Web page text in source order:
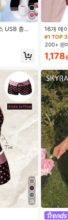
USB 충전
시간 배터
LCD 디스플
26
16개 메
메이크
크업 스
러시, 1
포함되
드럽고
어졌습
며, 가을
#1 TOP
200+ 판
1,178